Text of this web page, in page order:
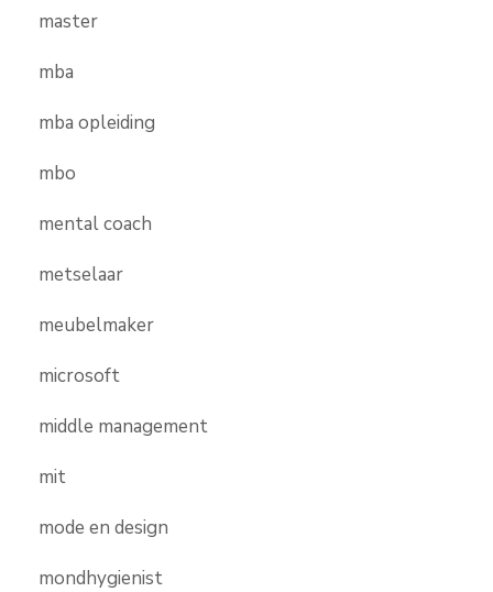
master
mba
mba opleiding
mbo
mental coach
metselaar
meubelmaker
microsoft
middle management
mit
mode en design
mondhygienist